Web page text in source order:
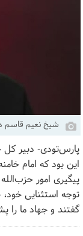
شیخ نعیم قاسم
پارس‌تودی- دبیر کل
این بود که امام
پیگیری امور
توجه استثنایی خود،
گفتند و جهاد ما را